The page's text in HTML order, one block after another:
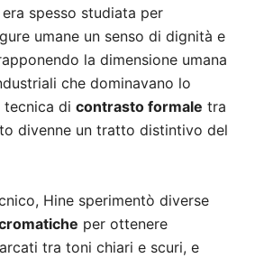
spesso studiata per
umane un senso di dignità e
la dimensione umana
che dominavano lo
tecnica di contrasto formale tra
divenne un tratto distintivo del
Hine sperimentò diverse
per ottenere
tra toni chiari e scuri, e